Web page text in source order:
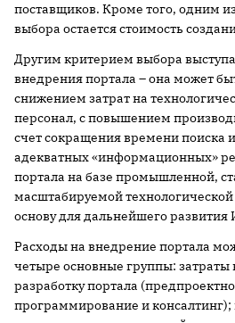
поставщиков. Кроме того, одним
выбора остается стоимость
Другим критерием выбора
внедрения портала – она может
снижением затрат на
персонал, с повышением
счет сокращения времени
адекватных «информационных»
портала на базе промышленной,
масштабируемой
основу для дальнейшего
Расходы на внедрение портала
четыре основные группы: затраты
разработку портала
программирование и консалтинг);